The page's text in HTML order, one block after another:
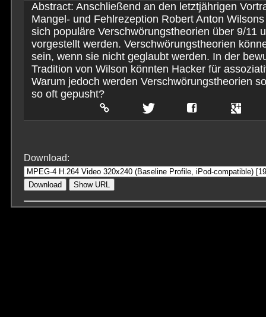
Abstract: Anschließend an den letztjährigen
Mangel- und Fehlrezeption Robert Anton
sich populäre Verschwörungstheorien über 9/11
vorgestellt werden. Verschwörungstheorien
sein, wenn sie nicht geglaubt werden. In der
Tradition von Wilson könnten Hacker für
Warum jedoch werden Verschwörungstheorien
so oft gepusht?
Download:
Download Show URL